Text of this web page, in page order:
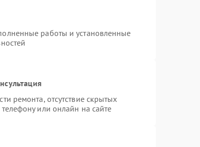
работы и установленные
ремонта, отсутствие скрытых
или онлайн на сайте